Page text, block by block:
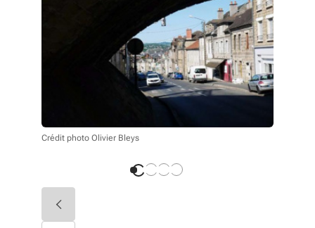
Crédit photo Olivier Bleys